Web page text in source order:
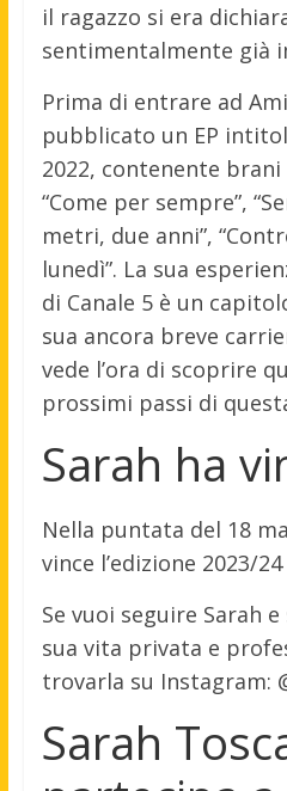
il ragazzo si era
sentimentalmente già
Prima di entrare ad
pubblicato un EP
2022, contenente brani
“Come per sempre”,
metri, due anni”,
lunedì”. La sua
di Canale 5 è un
sua ancora breve
vede l’ora di scoprire
prossimi passi di
Sarah ha
Nella puntata del 18
vince l’edizione 2023/
Se vuoi seguire Sarah
sua vita privata e
trovarla su Instagram:
Sarah